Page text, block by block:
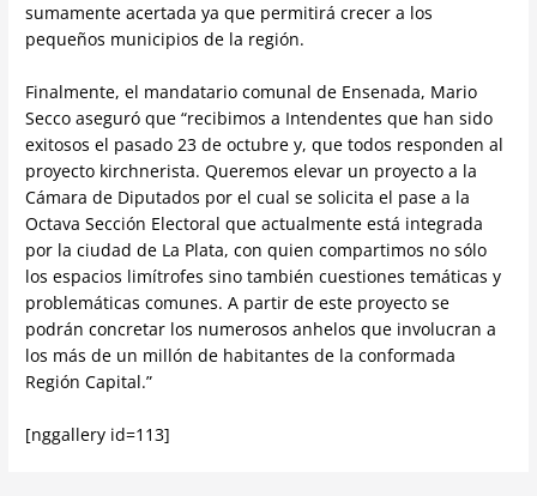
sumamente acertada ya que permitirá crecer a los
pequeños municipios de la región.
Finalmente, el mandatario comunal de Ensenada, Mario
Secco aseguró que “recibimos a Intendentes que han sido
exitosos el pasado 23 de octubre y, que todos responden al
proyecto kirchnerista. Queremos elevar un proyecto a la
Cámara de Diputados por el cual se solicita el pase a la
Octava Sección Electoral que actualmente está integrada
por la ciudad de La Plata, con quien compartimos no sólo
los espacios limítrofes sino también cuestiones temáticas y
problemáticas comunes. A partir de este proyecto se
podrán concretar los numerosos anhelos que involucran a
los más de un millón de habitantes de la conformada
Región Capital.”
[nggallery id=113]